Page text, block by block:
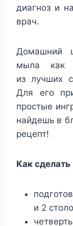
диагноз и
врач.
Домашний
мыла как
из лучших
Для его
простые
найдешь в
рецепт!
Как
и 2